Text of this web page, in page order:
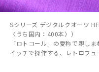
Sシリーズ デジタルクオーツ
〈うち国内：400本〉）
「ロトコール」の愛称で親し
イッチで操作する、レトロフュ